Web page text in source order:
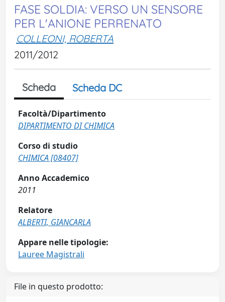
FASE SOLDIA: VERSO UN SENSORE
PER L'ANIONE PERRENATO
COLLEONI, ROBERTA
2011/2012
Scheda Scheda DC
Facoltà/Dipartimento
DIPARTIMENTO DI CHIMICA
Corso di studio
CHIMICA [08407]
Anno Accademico
2011
Relatore
ALBERTI, GIANCARLA
Appare nelle tipologie:
Lauree Magistrali
File in questo prodotto: